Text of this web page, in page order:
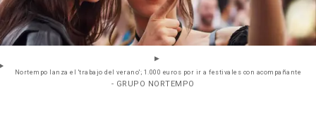
Nortempo lanza el 'trabajo del verano'; 1.000 euros por ir a festivales con acompañante
- GRUPO NORTEMPO